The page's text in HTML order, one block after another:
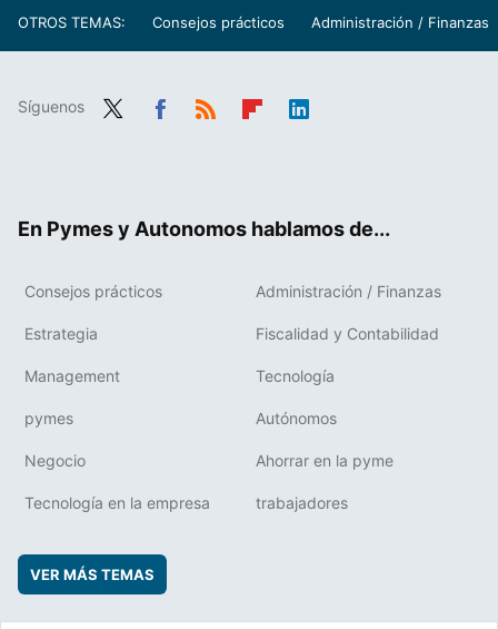
OTROS TEMAS: Consejos prácticos Administración / Finanzas
Síguenos
En Pymes y Autonomos hablamos de...
Consejos prácticos Administración / Finanzas
Estrategia Fiscalidad y Contabilidad
Management Tecnología
pymes Autónomos
Negocio Ahorrar en la pyme
Tecnología en la empresa trabajadores
VER MÁS TEMAS